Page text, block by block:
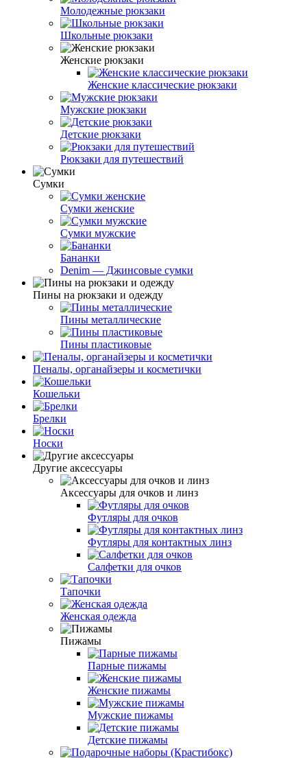
Молодежные рюкзаки
Школьные рюкзаки
Женские рюкзаки
Женские классические рюкзаки
Мужские рюкзаки
Детские рюкзаки
Рюкзаки для путешествий
Сумки
Сумки женские
Сумки мужские
Бананки
Denim — Джинсовые сумки
Пины на рюкзаки и одежду
Пины металлические
Пины пластиковые
Пеналы, органайзеры и косметички
Кошельки
Брелки
Носки
Другие аксессуары
Аксессуары для очков и линз
Футляры для очков
Футляры для контактных линз
Салфетки для очков
Тапочки
Женская одежда
Пижамы
Парные пижамы
Женские пижамы
Мужские пижамы
Детские пижамы